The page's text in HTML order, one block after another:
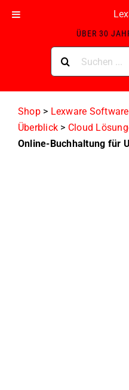
ZERTIFIZIERTER
ÜBER 30
nach:
Shop> Lexware
Überblick > Cloud
Online-Buchhaltung für